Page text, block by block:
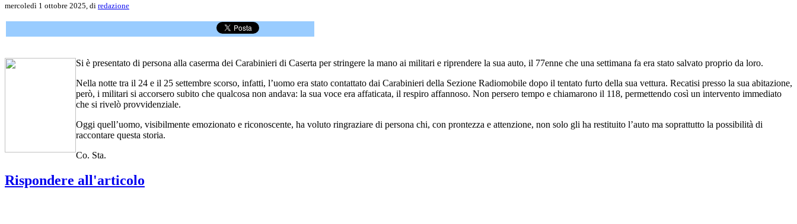
mercoledì 1 ottobre 2025, di redazione
Si è presentato di persona alla caserma dei Carabinieri di Caserta per stringere la mano ai militari e riprendere la sua auto, il 77enne che una settimana fa era stato salvato proprio da loro.
Nella notte tra il 24 e il 25 settembre scorso, infatti, l’uomo era stato contattato dai Carabinieri della Sezione Radiomobile dopo il tentato furto della sua vettura. Recatisi presso la sua abitazione,
però, i militari si accorsero subito che qualcosa non andava: la sua voce era affaticata, il respiro affannoso. Non persero tempo e chiamarono il 118, permettendo così un intervento immediato
che si rivelò provvidenziale.
Oggi quell’uomo, visibilmente emozionato e riconoscente, ha voluto ringraziare di persona chi, con prontezza e attenzione, non solo gli ha restituito l’auto ma soprattutto la possibilità di
raccontare questa storia.
Co. Sta.
Rispondere all'articolo